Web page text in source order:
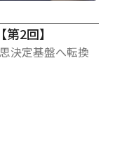
2回】
決定基盤へ転換